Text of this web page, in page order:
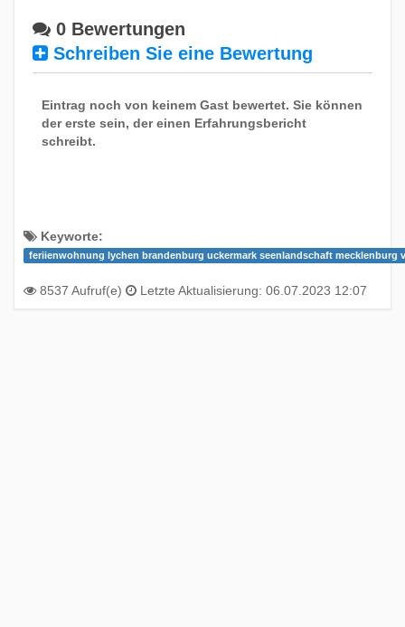
0 Bewertungen
Schreiben Sie eine Bewertung
Eintrag noch von keinem Gast bewertet. Sie können
der erste sein, der einen Erfahrungsbericht
schreibt.
Keyworte:
feriienwohnung lychen brandenburg uckermark seenlandschaft mecklenburg
8537 Aufruf(e) Letzte Aktualisierung: 06.07.2023 12:07